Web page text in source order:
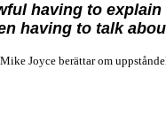
having to
having to talk
om uppståndelsen